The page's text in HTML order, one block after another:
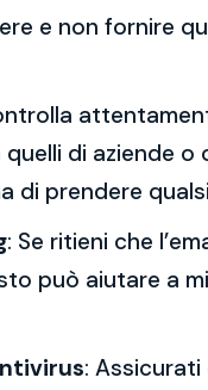
e non fornire
di aziende
di prendere
: Se ritieni che
può aiutare a
: